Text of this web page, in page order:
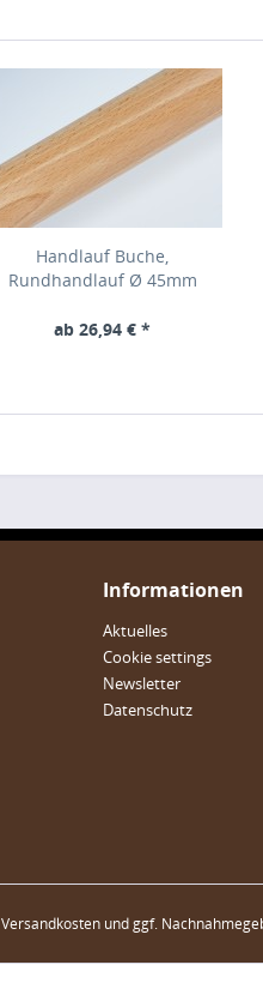
Handlauf Buche,
Rundhandlauf Ø 45mm
ab 26,94 € *
Informationen
Aktuelles
Cookie settings
Newsletter
Datenschutz
Versandkostenund ggf.